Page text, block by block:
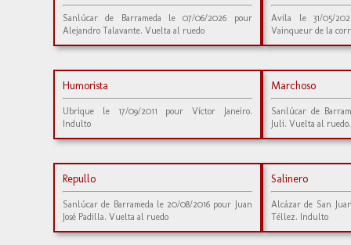
Sanlúcar de Barrameda le 07/06/2026 pour
Alejandro Talavante. Vuelta al ruedo
Avila le 31/05/
Vainqueur de la
Humorista
Ubrique le 17/09/2011 pour Víctor Janeiro.
Indulto
Marchoso
Sanlúcar de
Juli. Vuelta al ruedo.
Repullo
Sanlúcar de Barrameda le 20/08/2016 pour Juan
José Padilla. Vuelta al ruedo
Salinero
Alcázar de San
Téllez. Indulto